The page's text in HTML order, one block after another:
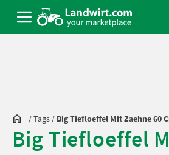
/Tags / Big Tiefloeffel Mit Zaehne 60
Big Tiefloeffel